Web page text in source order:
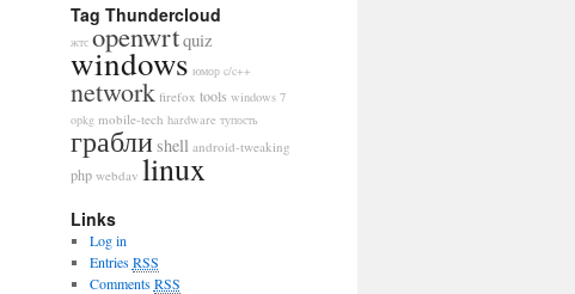
Tag Thundercloud
жтс openwrtquiz
windows юмор c/c++
network firefox tools windows 7
opkg mobile-tech hardware тупость
граблиshell android-tweaking
php webdav linux
Links
Log in
EntriesRSS
CommentsRSS